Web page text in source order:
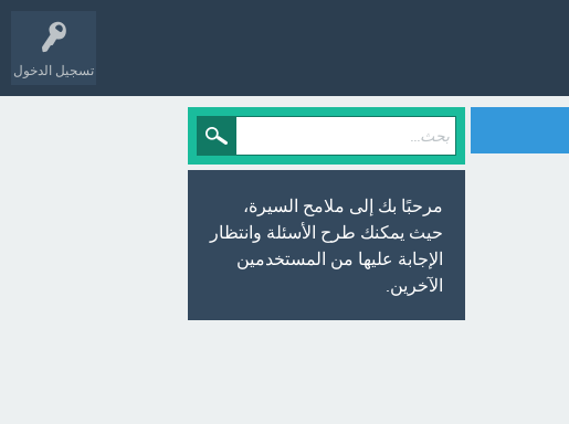
تسجيل الدخول
مرحبًا بك إلى ملامح السيرة،
حيث يمكنك طرح الأسئلة وانتظار
الإجابة عليها من المستخدمين
الآخرين.